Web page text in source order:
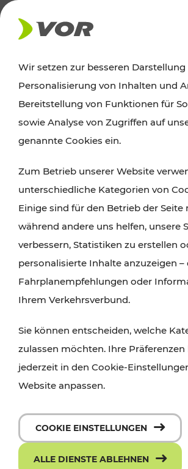
AKTUELLES
News
Alle wichtigen Meldungen zu
finden Sie hier im Überblick.
Wir setzen zur besseren Darstellung
Personalisierung von Inhalten und
Bereitstellung von Funktionen für
sowie Analyse von Zugriffen auf
genannte Cookies ein.
Zum Betrieb unserer Website
unterschiedliche Kategorien von
Einige sind für den Betrieb der Seite
während andere uns helfen, unsere
verbessern, Statistiken zu erstellen
personalisierte Inhalte anzuzeigen –
Fahrplanempfehlungen oder
Ihrem Verkehrsverbund.
Sie können entscheiden, welche
zulassen möchten. Ihre Präferenzen
jederzeit in den Cookie-
Website anpassen.
COOKIE EINSTELLUNGEN
ALLE DIENSTE ABLEHNEN